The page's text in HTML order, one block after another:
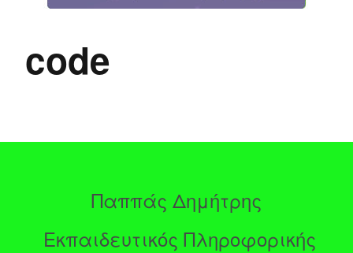
code
Παππάς Δημήτρης
Εκπαιδευτικός Πληροφορικής